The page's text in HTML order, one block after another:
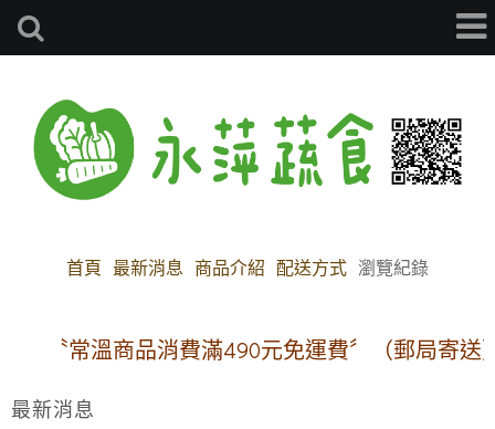
首頁 最新消息 商品介紹 配送方式 瀏覽紀錄
〝常溫商品消費滿490元免運費〞（郵局寄送）
最新消息